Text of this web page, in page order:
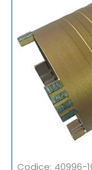
Codice: 40996-